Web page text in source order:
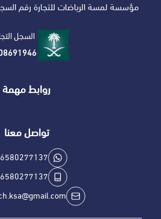
مؤسسة لمسة الرياضات للتجارة رقم السجل
السجل
روابط مهمة
تواصل معنا